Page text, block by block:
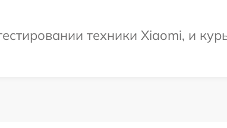
техники Xiaomi, и